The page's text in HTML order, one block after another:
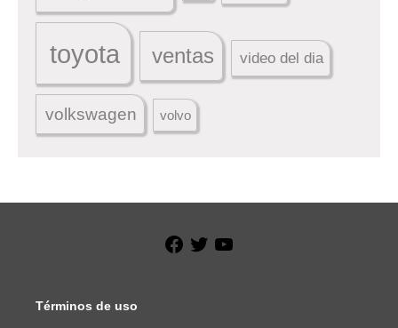
toyota ventas video del dia
volkswagen volvo
Facebook
Twitter
Términos de uso